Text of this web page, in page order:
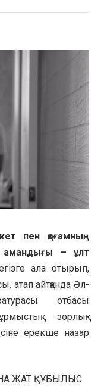
пен қоғамның
амандығы – ұлт
ала отырып,
атап айтқанда Әл-
отбасы
зорлық-
ерекше назар
ЖАТ ҚҰБЫЛЫС